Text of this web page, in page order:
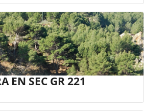
EN SEC GR 221